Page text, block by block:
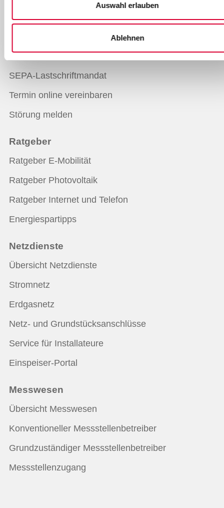
Auswahl erlauben
Ablehnen
Umzug melden
Stadtwerke Vorteilskarte
SEPA-Lastschriftmandat
Termin online vereinbaren
Störung melden
Ratgeber
Ratgeber E-Mobilität
Ratgeber Photovoltaik
Ratgeber Internet und Telefon
Energiespartipps
Netzdienste
Übersicht Netzdienste
Stromnetz
Erdgasnetz
Netz- und Grundstücksanschlüsse
Service für Installateure
Einspeiser-Portal
Messwesen
Übersicht Messwesen
Konventioneller Messstellenbetreiber
Grundzuständiger Messstellenbetreiber
Messstellenzugang